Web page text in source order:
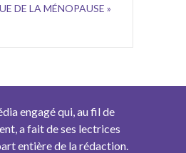
DE LA MÉNOPAUSE »
engagé qui, au fil de
a fait de ses lectrices
entière de la rédaction.